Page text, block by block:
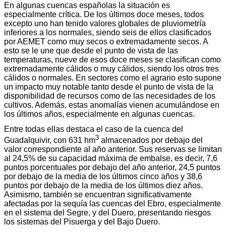
En algunas cuencas españolas la situación es
especialmente crítica. De los últimos doce meses, todos
excepto uno han tenido valores globales de pluviometría
inferiores a los normales, siendo seis de ellos clasificados
por AEMET como muy secos o extremadamente secos. A
esto se le une que desde el punto de vista de las
temperaturas, nueve de esos doce meses se clasifican como
extremadamente cálidos o muy cálidos, siendo los otros tres
cálidos o normales. En sectores como el agrario esto supone
un impacto muy notable tanto desde el punto de vista de la
disponibilidad de recursos como de las necesidades de los
cultivos. Además, estas anomalías vienen acumulándose en
los últimos años, especialmente en algunas cuencas.
Entre todas ellas destaca el caso de la cuenca del
Guadalquivir, con 631 hm3 almacenados por debajo del
valor correspondiente al año anterior. Sus reservas se limitan
al 24,5% de su capacidad máxima de embalse, es decir, 7,6
puntos porcentuales por debajo del año anterior, 24,5 puntos
por debajo de la media de los últimos cinco años y 38,6
puntos por debajo de la media de los últimos diez años.
Asimismo, también se encuentran significativamente
afectadas por la sequía las cuencas del Ebro, especialmente
en el sistema del Segre, y del Duero, presentando riesgos
los sistemas del Pisuerga y del Bajo Duero.